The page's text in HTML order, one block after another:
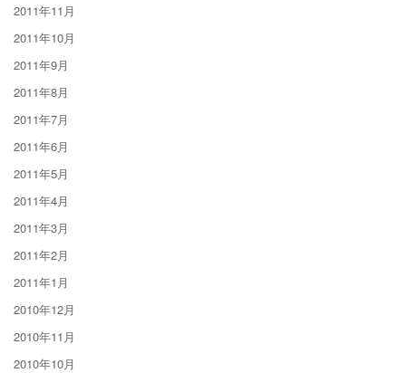
2011年11月
2011年10月
2011年9月
2011年8月
2011年7月
2011年6月
2011年5月
2011年4月
2011年3月
2011年2月
2011年1月
2010年12月
2010年11月
2010年10月